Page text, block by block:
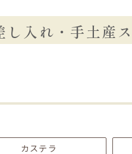
入れ・手土産
カステラ